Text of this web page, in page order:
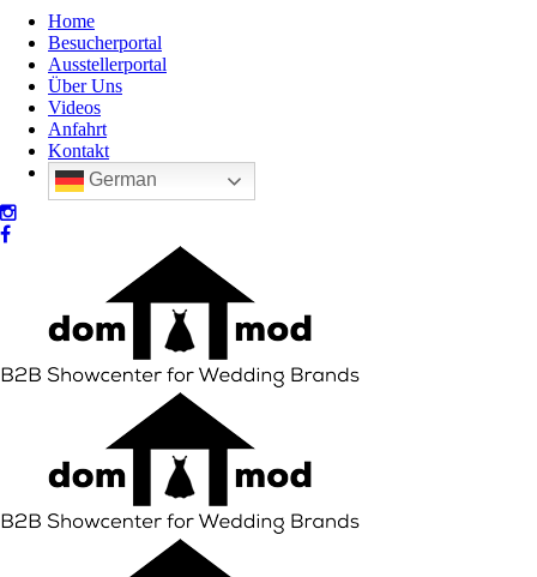
Home
Besucherportal
Ausstellerportal
Über Uns
Videos
Anfahrt
Kontakt
German